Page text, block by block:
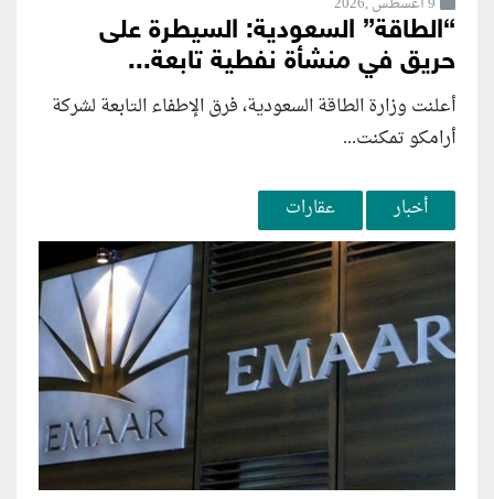
“الطاقة” السعودية: السيطرة على
حريق في منشأة نفطية تابعة...
أعلنت وزارة الطاقة السعودية، فرق الإطفاء التابعة لشركة
أرامكو تمكنت...
أخبار عقارات